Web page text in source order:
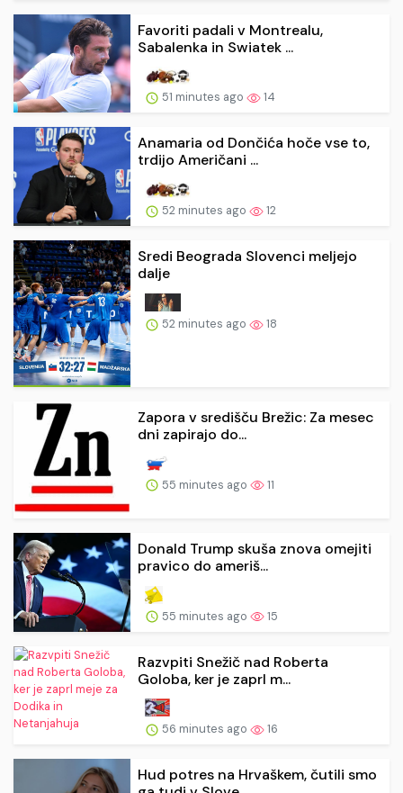
Favoriti padali v Montrealu,
Sabalenka in Swiatek ...
51 minutes ago 14
Anamaria od Dončića hoče vse to,
trdijo Američani ...
52 minutes ago 12
Sredi Beograda Slovenci meljejo
dalje
52 minutes ago 18
Zapora v središču Brežic: Za mesec
dni zapirajo do...
55 minutes ago 11
Donald Trump skuša znova omejiti
pravico do ameriš...
55 minutes ago 15
Razvpiti Snežič nad Roberta
Goloba, ker je zaprl m...
56 minutes ago 16
Hud potres na Hrvaškem, čutili smo